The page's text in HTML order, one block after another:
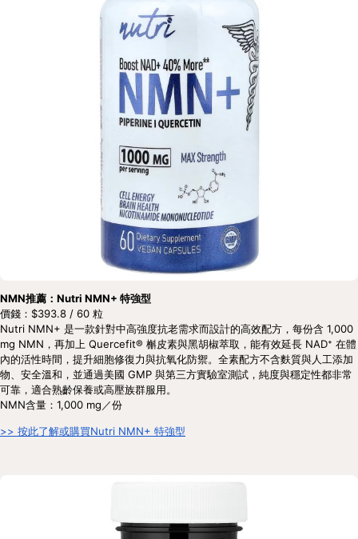
NMN推薦：Nutri NMN+ 特強型
價錢：$393.8 / 60 粒
Nutri NMN+ 是一款針對中高強度抗老需求而設計的高效配方，每份含 1,000
mg NMN，再加上 Quercefit® 槲皮素與黑胡椒萃取，能有效延長 NAD⁺ 在體
內的活性時間，提升細胞修復力與抗氧化防禦。全素配方不含麩質與人工添加
物、安全溫和，並通過美國 GMP 與第三方實驗室測試，純度與穩定性都非常
可靠，適合熟齡保養或高壓族群服用。
NMN含量：1,000 mg／份
>> 按此了解或購買Nutri NMN+ 特強型